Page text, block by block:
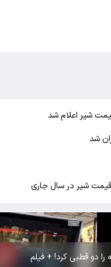
شیر اعلام شد
شد
قیمت شیر در سال جاری
را دو قطبی کرد! + فیلم